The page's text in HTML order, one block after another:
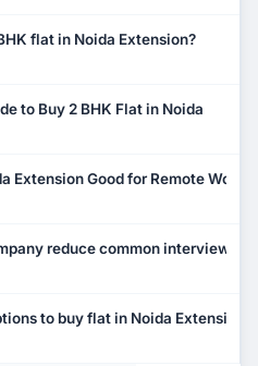
flat in Noida Extension?
to Buy 2 BHK Flat in Noida
Extension Good for Remote Work?
reduce common interview
to buy flat in Noida Extension?